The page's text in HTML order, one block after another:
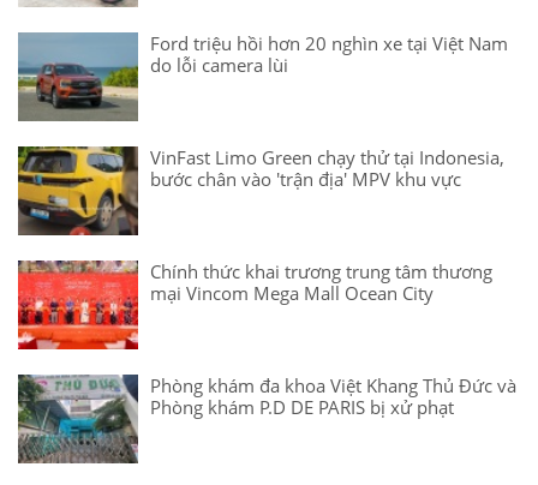
Ford triệu hồi hơn 20 nghìn xe tại Việt Nam
do lỗi camera lùi
VinFast Limo Green chạy thử tại Indonesia,
bước chân vào 'trận địa' MPV khu vực
Chính thức khai trương trung tâm thương
mại Vincom Mega Mall Ocean City
Phòng khám đa khoa Việt Khang Thủ Đức và
Phòng khám P.D DE PARIS bị xử phạt